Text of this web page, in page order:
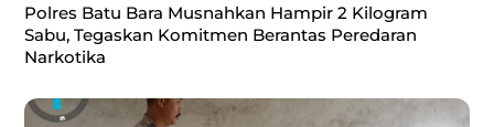
Polres Batu Bara Musnahkan Hampir 2 Kilogram
Sabu, Tegaskan Komitmen Berantas Peredaran
Narkotika